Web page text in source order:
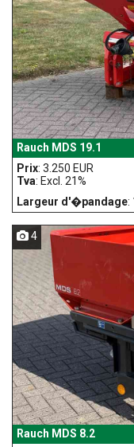
Rauch MDS 19.1
Prix: 3.250 EUR
Tva: Excl. 21%
Largeur d'�pandage:
4
Rauch MDS 8.2